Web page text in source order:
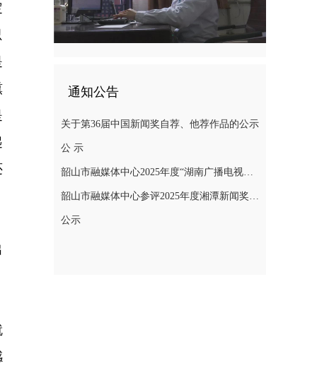
通知公告
关于第36届中国新闻奖自荐、他荐作品的公示
公 示
韶山市融媒体中心2025年度“湖南广播电视奖”县融专项奖参评作品公示
韶山市融媒体中心参评2025年度湘潭新闻奖评选作品公示
公示